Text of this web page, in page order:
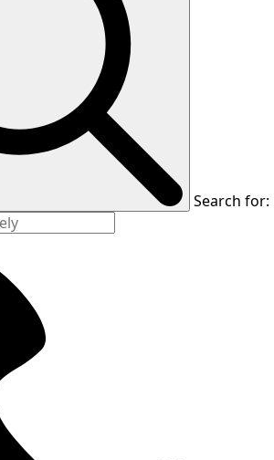
Search for: